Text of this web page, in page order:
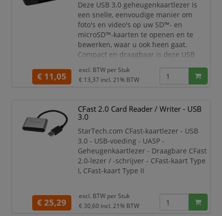
Deze USB 3.0 geheugenkaartlezer is
een snelle, eenvoudige manier om
foto's en video's op uw SD™- en
microSD™-kaarten te openen en te
bewerken, waar u ook heen gaat.
Compact en draagbaar is deze USB
geschikt voor een laptop, tablet,
smartphone of desktopcomputer met
De USB geheugenkaartlezer is ideaal
voor fotografen, videografen en andere
creatieve professionals omdat de
efficienc
€ 11,05
excl. BTW per Stuk
€ 13,37 incl. 21% BTW
CFast 2.0 Card Reader / Writer - USB
3.0
StarTech.com CFast-kaartlezer - USB
3.0 - USB-voeding - UASP -
Geheugenkaartlezer - Draagbare CFast
2.0-lezer / -schrijver - CFast-kaart Type
I, CFast-kaart Type II
ups van foto's en video's op uw CFast ™
-geheugenkaarten met deze CFast-
€ 25,29
excl. BTW per Stuk
€ 30,60 incl. 21% BTW